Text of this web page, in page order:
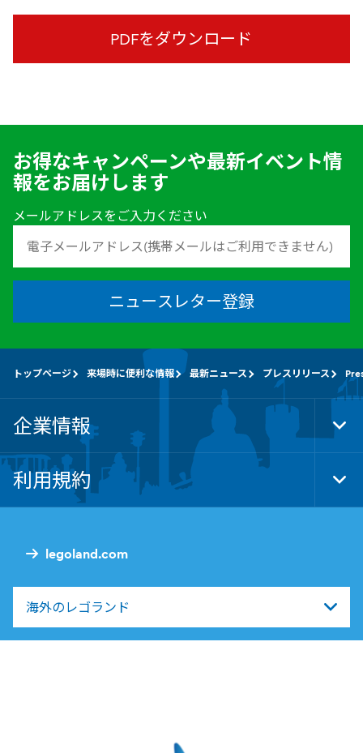
PDFをダウンロード
お得なキャンペーンや最新イベント情
報をお届けします
メールアドレスをご入力ください
ニュースレター登録
legoland.com
海外のレゴランド
トップページ 来場時に便利な情報 最新ニュース プレスリリース
企業情報
利用規約